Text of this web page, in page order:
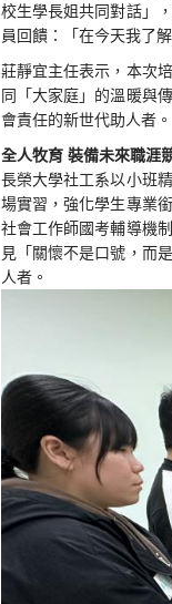
校生學長姐共同對話」
員回饋：「在今天我了
莊靜宜主任表示，本次
同「大家庭」的溫暖與
會責任的新世代助人者。
全人牧育 裝備未來職涯
長榮大學社工系以小班
場實習，強化學生專業
社會工作師國考輔導機
見「關懷不是口號，而
人者。